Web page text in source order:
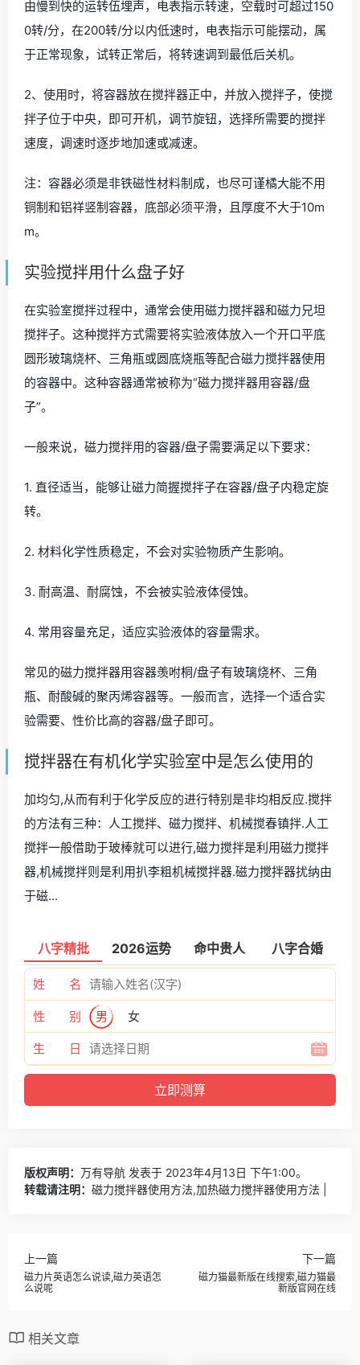
由慢到快的运转伍埋声，电表指示转速，空载时可超过150
0转/分，在200转/分以内低速时，电表指示可能摆动，属
于正常现象，试转正常后，将转速调到最低后关机。
2、使用时，将容器放在搅拌器正中，并放入搅拌子，使搅
拌子位于中央，即可开机，调节旋钮，选择所需要的搅拌
速度，调速时逐步地加速或减速。
注：容器必须是非铁磁性材料制成，也尽可谨橘大能不用
铜制和铝祥竖制容器，底部必须平滑，且厚度不大于10m
m。
实验搅拌用什么盘子好
在实验室搅拌过程中，通常会使用磁力搅拌器和磁力兄坦
搅拌子。这种搅拌方式需要将实验液体放入一个开口平底
圆形玻璃烧杯、三角瓶或圆底烧瓶等配合磁力搅拌器使用
的容器中。这种容器通常被称为“磁力搅拌器用容器/盘
子”。
一般来说，磁力搅拌用的容器/盘子需要满足以下要求：
1. 直径适当，能够让磁力简握搅拌子在容器/盘子内稳定旋
转。
2. 材料化学性质稳定，不会对实验物质产生影响。
3. 耐高温、耐腐蚀，不会被实验液体侵蚀。
4. 常用容量充足，适应实验液体的容量需求。
常见的磁力搅拌器用容器羡咐桐/盘子有玻璃烧杯、三角
瓶、耐酸碱的聚丙烯容器等。一般而言，选择一个适合实
验需要、性价比高的容器/盘子即可。
搅拌器在有机化学实验室中是怎么使用的
加均匀,从而有利于化学反应的进行特别是非均相反应.搅拌
的方法有三种：人工搅拌、磁力搅拌、机械搅春镇拌.人工
搅拌一般借助于玻棒就可以进行,磁力搅拌是利用磁力搅拌
器,机械搅拌则是利用扒李粗机械搅拌器.磁力搅拌器扰纳由
于磁...
八字精批 2026运势 命中贵人 八字合婚
姓 名
性 别 男 女
生 日
版权声明： 万有导航 发表于 2023年4月13日 下午1:00。
转载请注明： 磁力搅拌器使用方法,加热磁力搅拌器使用方法 |
上一篇
磁力片英语怎么说读,磁力英语怎
么说呢
下一篇
磁力猫最新版在线搜索,磁力猫最
新版官网在线
相关文章